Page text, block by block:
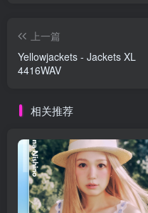
上一篇
Yellowjackets - Jackets XL
4416WAV
相关推荐